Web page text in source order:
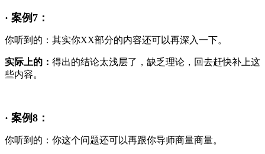
· 案例7：
你听到的：其实你XX部分的内容还可以再深入一下。
实际上的： 得出的结论太浅层了，缺乏理论，回去赶快补上这
些内容。
· 案例8：
你听到的：你这个问题还可以再跟你导师商量商量。